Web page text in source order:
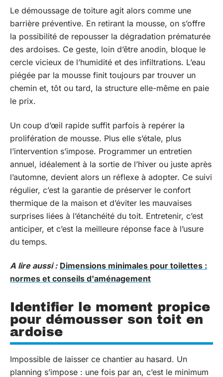
Le démoussage de toiture agit alors comme une
barrière préventive. En retirant la mousse, on s’offre
la possibilité de repousser la dégradation prématurée
des ardoises. Ce geste, loin d’être anodin, bloque le
cercle vicieux de l’humidité et des infiltrations. L’eau
piégée par la mousse finit toujours par trouver un
chemin et, tôt ou tard, la structure elle-même en paie
le prix.
Un coup d’œil rapide suffit parfois à repérer la
prolifération de mousse. Plus elle s’étale, plus
l’intervention s’impose. Programmer un entretien
annuel, idéalement à la sortie de l’hiver ou juste après
l’automne, devient alors un réflexe à adopter. Ce suivi
régulier, c’est la garantie de préserver le confort
thermique de la maison et d’éviter les mauvaises
surprises liées à l’étanchéité du toit. Entretenir, c’est
anticiper, et c’est la meilleure réponse face à l’usure
du temps.
A lire aussi : Dimensions minimales pour toilettes :
normes et conseils d'aménagement
Identifier le moment propice
pour démousser son toit en
ardoise
Impossible de laisser ce chantier au hasard. Un
planning s’impose : une fois par an, c’est le minimum